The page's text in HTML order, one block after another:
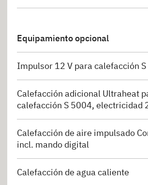
Equipamiento opcional
Impulsor 12 V para calefacción
Calefacción adicional Ultraheat
calefacción S 5004, electricidad
Calefacción de aire impulsado
incl. mando digital
Calefacción de agua caliente